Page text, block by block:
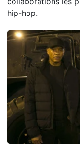
hip-hop.